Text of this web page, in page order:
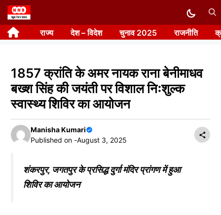
Skip
to
content राज्य देश – विदेश चुनाव 2025 राजनीति
1857 क्रांति के अमर नायक राना बेनीमाधव
बख्श सिंह की जयंती पर विशाल निःशुल्क
स्वास्थ्य शिविर का आयोजन
Manisha Kumari
Published on -August 3, 2025
शंकरपुर, जगतपुर के प्रसिद्ध दुर्गा मंदिर प्रांगण में हुआ
शिविर का आयोजन